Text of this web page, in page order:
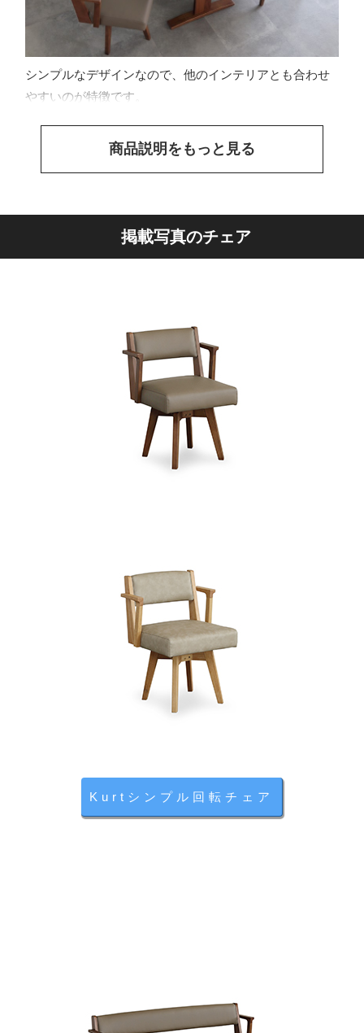
シンプルなデザインなので、他のインテリアとも合わせ
やすいのが特徴です。
商品説明をもっと見る
掲載写真のチェア
Kurtシンプル回転チェア